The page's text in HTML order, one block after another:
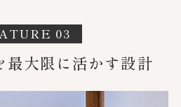
03
最大限に活かす設計